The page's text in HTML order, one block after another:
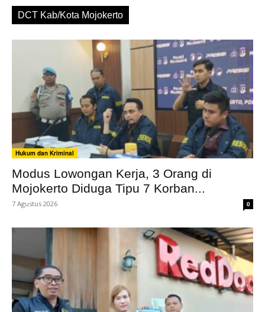
DCT Kab/Kota Mojokerto
Hukum dan Kriminal
Modus Lowongan Kerja, 3 Orang di
Mojokerto Diduga Tipu 7 Korban...
7 Agustus 2026 0